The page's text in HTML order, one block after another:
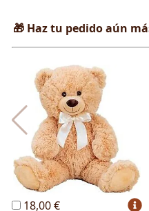
🎁 Haz tu pedido aún
18,00 €